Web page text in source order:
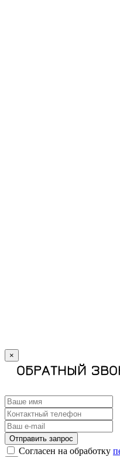
×
ОБРАТНЫЙ
Отправить запрос
Cогласен на обработку